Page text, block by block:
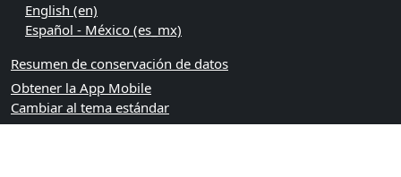
English ‎(en)‎
Español - México ‎(es_mx)‎
Resumen de conservación de datos
Obtener la App Mobile
Cambiar al tema estándar